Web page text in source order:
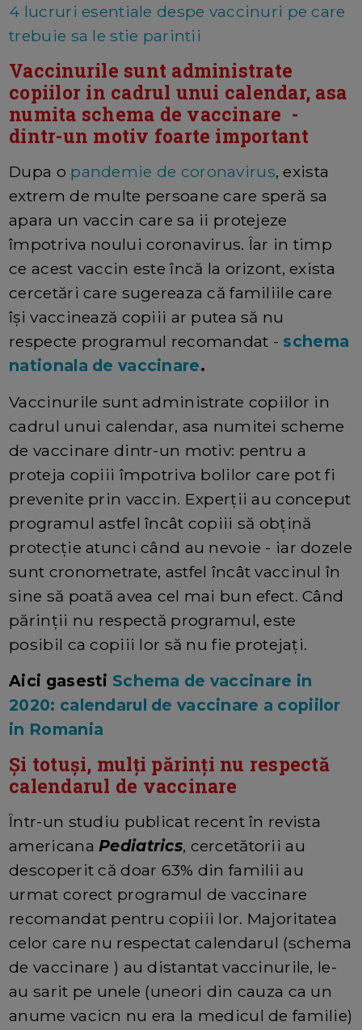
4 lucruri esentiale despe vaccinuri pe care
trebuie sa le stie parintii
Vaccinurile sunt administrate
copiilor in cadrul unui calendar, asa
numita schema de vaccinare -
dintr-un motiv foarte important
Dupa o pandemie de coronavirus, exista
extrem de multe persoane care speră sa
apara un vaccin care sa ii protejeze
împotriva noului coronavirus. Îar in timp
ce acest vaccin este încă la orizont, exista
cercetări care sugereaza că familiile care
își vaccinează copiii ar putea să nu
respecte programul recomandat - schema
nationala de vaccinare.
Vaccinurile sunt administrate copiilor in
cadrul unui calendar, asa numitei scheme
de vaccinare dintr-un motiv: pentru a
proteja copiii împotriva bolilor care pot fi
prevenite prin vaccin. Experții au conceput
programul astfel încât copiii să obțină
protecție atunci când au nevoie - iar dozele
sunt cronometrate, astfel încât vaccinul în
sine să poată avea cel mai bun efect. Când
părinții nu respectă programul, este
posibil ca copiii lor să nu fie protejați.
Aici gasesti Schema de vaccinare in
2020: calendarul de vaccinare a copiilor
in Romania
Și totuși, mulți părinți nu respectă
calendarul de vaccinare
Într-un studiu publicat recent în revista
americanaPediatrics, cercetătorii au
descoperit că doar 63% din familii au
urmat corect programul de vaccinare
recomandat pentru copiii lor. Majoritatea
celor care nu respectat calendarul (schema
de vaccinare ) au distantat vaccinurile, le-
au sarit pe unele (uneori din cauza ca un
anume vacicn nu era la medicul de familie)